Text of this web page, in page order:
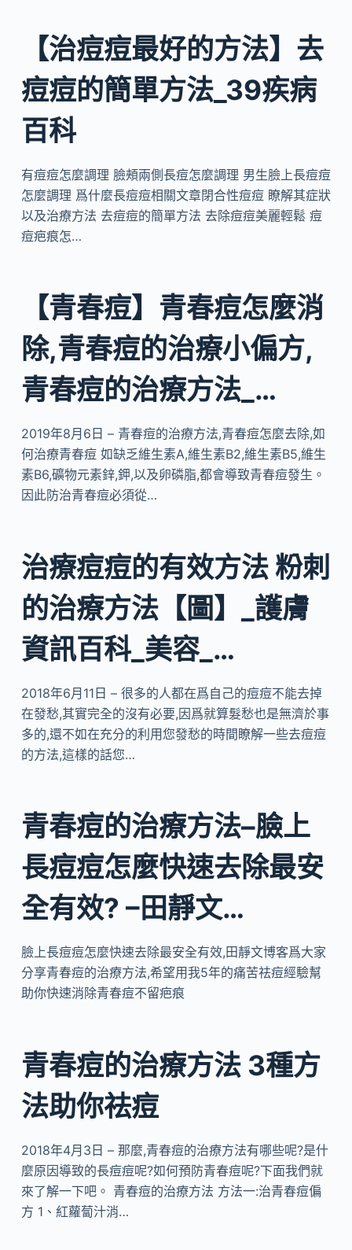
【治痘痘最好的方法】去
痘痘的簡單方法_39疾病
百科
有痘痘怎麼調理 臉頰兩側長痘怎麼調理 男生臉上長痘痘
怎麼調理 爲什麼長痘痘相關文章閉合性痘痘 瞭解其症狀
以及治療方法 去痘痘的簡單方法 去除痘痘美麗輕鬆 痘
痘疤痕怎…
【青春痘】青春痘怎麼消
除,青春痘的治療小偏方,
青春痘的治療方法_…
2019年8月6日 – 青春痘的治療方法,青春痘怎麼去除,如
何治療青春痘 如缺乏維生素A,維生素B2,維生素B5,維生
素B6,礦物元素鋅,鉀,以及卵磷脂,都會導致青春痘發生。
因此防治青春痘必須從…
治療痘痘的有效方法 粉刺
的治療方法【圖】_護膚
資訊百科_美容_…
2018年6月11日 – 很多的人都在爲自己的痘痘不能去掉
在發愁,其實完全的沒有必要,因爲就算髮愁也是無濟於事
多的,還不如在充分的利用您發愁的時間瞭解一些去痘痘
的方法,這樣的話您…
青春痘的治療方法–臉上
長痘痘怎麼快速去除最安
全有效? –田靜文…
臉上長痘痘怎麼快速去除最安全有效,田靜文博客爲大家
分享青春痘的治療方法,希望用我5年的痛苦祛痘經驗幫
助你快速消除青春痘不留疤痕
青春痘的治療方法 3種方
法助你祛痘
2018年4月3日 – 那麼,青春痘的治療方法有哪些呢?是什
麼原因導致的長痘痘呢?如何預防青春痘呢?下面我們就
來了解一下吧。 青春痘的治療方法 方法一:治青春痘偏
方 1、紅蘿蔔汁消…